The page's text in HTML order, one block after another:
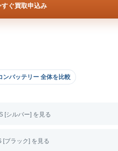
すぐ買取申込み
ンバッテリー 全体を比較
[シルバー] を見る
[ブラック] を見る